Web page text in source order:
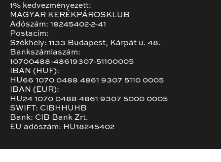
1% kedvezményezett:
MAGYAR KERÉKPÁROSKLUB
Adószám: 18245402-2-41
Postacím:
Székhely: 1133 Budapest, Kárpát u. 48.
Bankszámlaszám:
10700488-48619307-51100005
IBAN (HUF):
HU66 1070 0488 4861 9307 5110 0005
IBAN (EUR):
HU24 1070 0488 4861 9307 5000 0005
SWIFT: CIBHHUHB
Bank: CIB Bank Zrt.
EU adószám: HU18245402